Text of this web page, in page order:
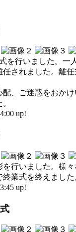
を行いました。
されました。離
、ご迷惑をおか
up!
を行いました。様
業式を終えまし
up!